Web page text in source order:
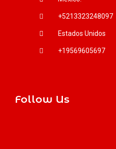
+5213323248097
Estados Unidos
+19569605697
Follow Us